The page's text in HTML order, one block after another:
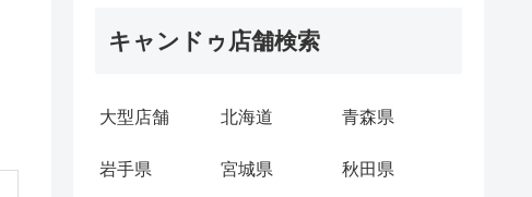
キャンドゥ店舗検索
大型店舗 北海道 青森県
岩手県 宮城県 秋田県